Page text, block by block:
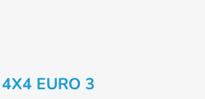
EURO 3